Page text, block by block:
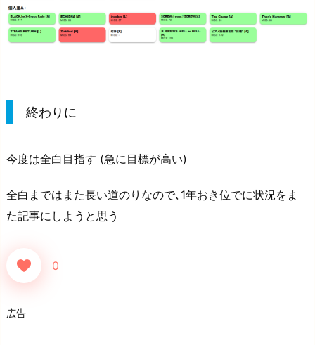
終わりに
今度は全白目指す (急に目標が高い)
全白まではまた長い道のりなので､1年おき位でに状況をま
た記事にしようと思う
0
広告